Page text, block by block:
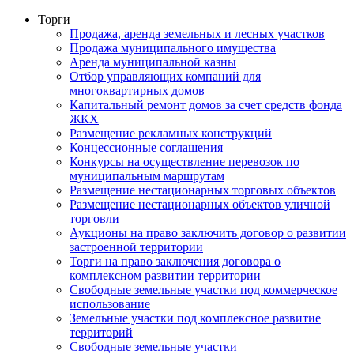
Торги
Продажа, аренда земельных и лесных участков
Продажа муниципального имущества
Аренда муниципальной казны
Отбор управляющих компаний для
многоквартирных домов
Капитальный ремонт домов за счет средств фонда
ЖКХ
Размещение рекламных конструкций
Концессионные соглашения
Конкурсы на осуществление перевозок по
муниципальным маршрутам
Размещение нестационарных торговых объектов
Размещение нестационарных объектов уличной
торговли
Аукционы на право заключить договор о развитии
застроенной территории
Торги на право заключения договора о
комплексном развитии территории
Свободные земельные участки под коммерческое
использование
Земельные участки под комплексное развитие
территорий
Свободные земельные участки